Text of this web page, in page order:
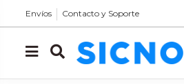
Envíos Contacto y Soporte